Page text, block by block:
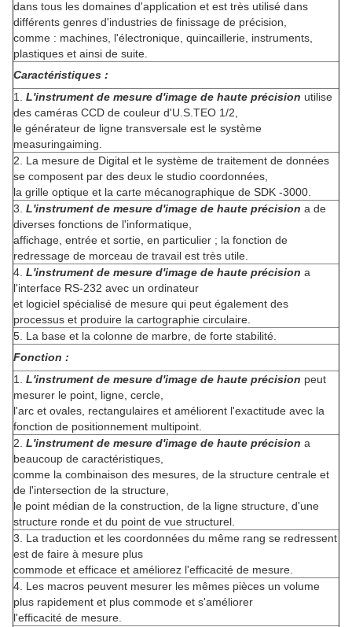
dans tous les domaines d'application et est très utilisé dans
différents genres d'industries de finissage de précision,
comme : machines, l'électronique, quincaillerie, instruments,
plastiques et ainsi de suite.
Caractéristiques :
1. L'instrument de mesure d'image de haute précision utilise
des caméras CCD de couleur d'U.S.TEO 1/2,
le générateur de ligne transversale est le système
measuringaiming.
2. La mesure de Digital et le système de traitement de données
se composent par des deux le studio coordonnées,
la grille optique et la carte mécanographique de SDK -3000.
3. L'instrument de mesure d'image de haute précision a de
diverses fonctions de l'informatique,
affichage, entrée et sortie, en particulier ; la fonction de
redressage de morceau de travail est très utile.
4. L'instrument de mesure d'image de haute précision a
l'interface RS-232 avec un ordinateur
et logiciel spécialisé de mesure qui peut également des
processus et produire la cartographie circulaire.
5. La base et la colonne de marbre, de forte stabilité.
Fonction :
1. L'instrument de mesure d'image de haute précision peut
mesurer le point, ligne, cercle,
l'arc et ovales, rectangulaires et améliorent l'exactitude avec la
fonction de positionnement multipoint.
2. L'instrument de mesure d'image de haute précision a
beaucoup de caractéristiques,
comme la combinaison des mesures, de la structure centrale et
de l'intersection de la structure,
le point médian de la construction, de la ligne structure, d'une
structure ronde et du point de vue structurel.
3. La traduction et les coordonnées du même rang se redressent
est de faire à mesure plus
commode et efficace et améliorez l'efficacité de mesure.
4. Les macros peuvent mesurer les mêmes pièces un volume
plus rapidement et plus commode et s'améliorer
l'efficacité de mesure.